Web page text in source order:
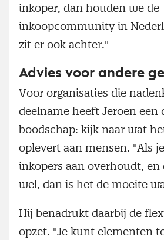
inkoper, dan houden we de
inkoopcommunity in
zit er ook achter."
Advies voor andere
Voor organisaties die
deelname heeft Jeroen een
boodschap: kijk naar wat
oplevert aan mensen. "Als
inkopers aan overhoudt,
wel, dan is het de moeite
Hij benadrukt daarbij de
opzet. "Je kunt elementen